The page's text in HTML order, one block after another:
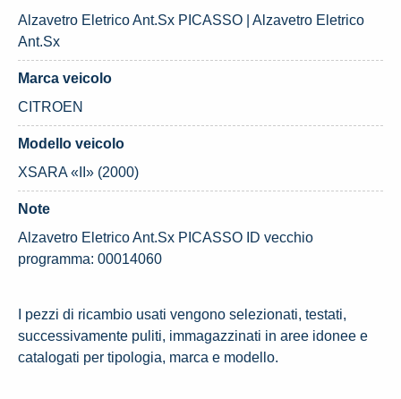
Alzavetro Eletrico Ant.Sx PICASSO | Alzavetro Eletrico
Ant.Sx
Marca veicolo
CITROEN
Modello veicolo
XSARA «II» (2000)
Note
Alzavetro Eletrico Ant.Sx PICASSO ID vecchio
programma: 00014060
I pezzi di ricambio usati vengono selezionati, testati,
successivamente puliti, immagazzinati in aree idonee e
catalogati per tipologia, marca e modello.